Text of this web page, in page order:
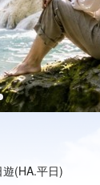
(HA.平日)